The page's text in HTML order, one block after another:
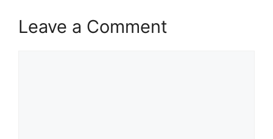
Leave a Comment